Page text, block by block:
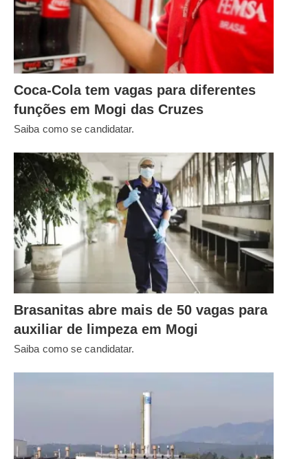
Coca-Cola tem vagas para diferentes
funções em Mogi das Cruzes
Saiba como se candidatar.
Brasanitas abre mais de 50 vagas para
auxiliar de limpeza em Mogi
Saiba como se candidatar.